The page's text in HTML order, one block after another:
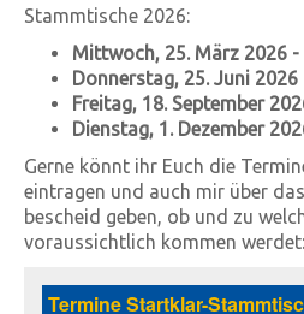
Stammtische 2026:
Mittwoch, 25. März 2026
Donnerstag, 25. Juni 2026
Freitag, 18. September
Dienstag, 1. Dezember
Gerne könnt ihr Euch die
eintragen und auch mir über
bescheid geben, ob und zu
voraussichtlich kommen werdet: